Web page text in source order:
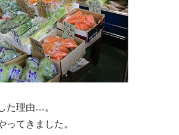
た理由…。
ってきました。